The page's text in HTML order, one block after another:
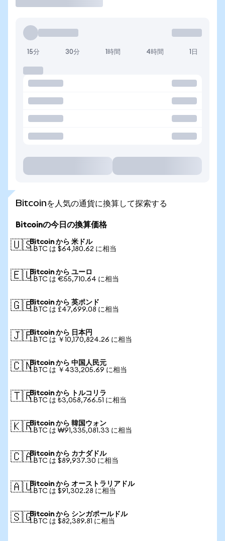
15分 30分 1時間 4時間 1日
Bitcoinを人気の通貨に換算して探索する
Bitcoinの今日の換算価格
🇺🇸Bitcoin から 米ドル
1 BTC は $64,180.62 に相当
🇪🇺Bitcoin から ユーロ
1 BTC は €55,710.64 に相当
🇬🇧Bitcoin から 英ポンド
1 BTC は £47,699.08 に相当
🇯🇵Bitcoin から 日本円
1 BTC は ￥10,170,824.26 に相当
🇨🇳Bitcoin から 中国人民元
1 BTC は ￥433,205.69 に相当
🇹🇷Bitcoin から トルコリラ
1 BTC は ₺3,058,766.51 に相当
🇰🇷Bitcoin から 韓国ウォン
1 BTC は ₩91,335,081.33 に相当
🇨🇦Bitcoin から カナダドル
1 BTC は $89,937.30 に相当
🇦🇺Bitcoin から オーストラリアドル
1 BTC は $91,302.28 に相当
🇸🇬Bitcoin から シンガポールドル
1 BTC は $82,389.81 に相当